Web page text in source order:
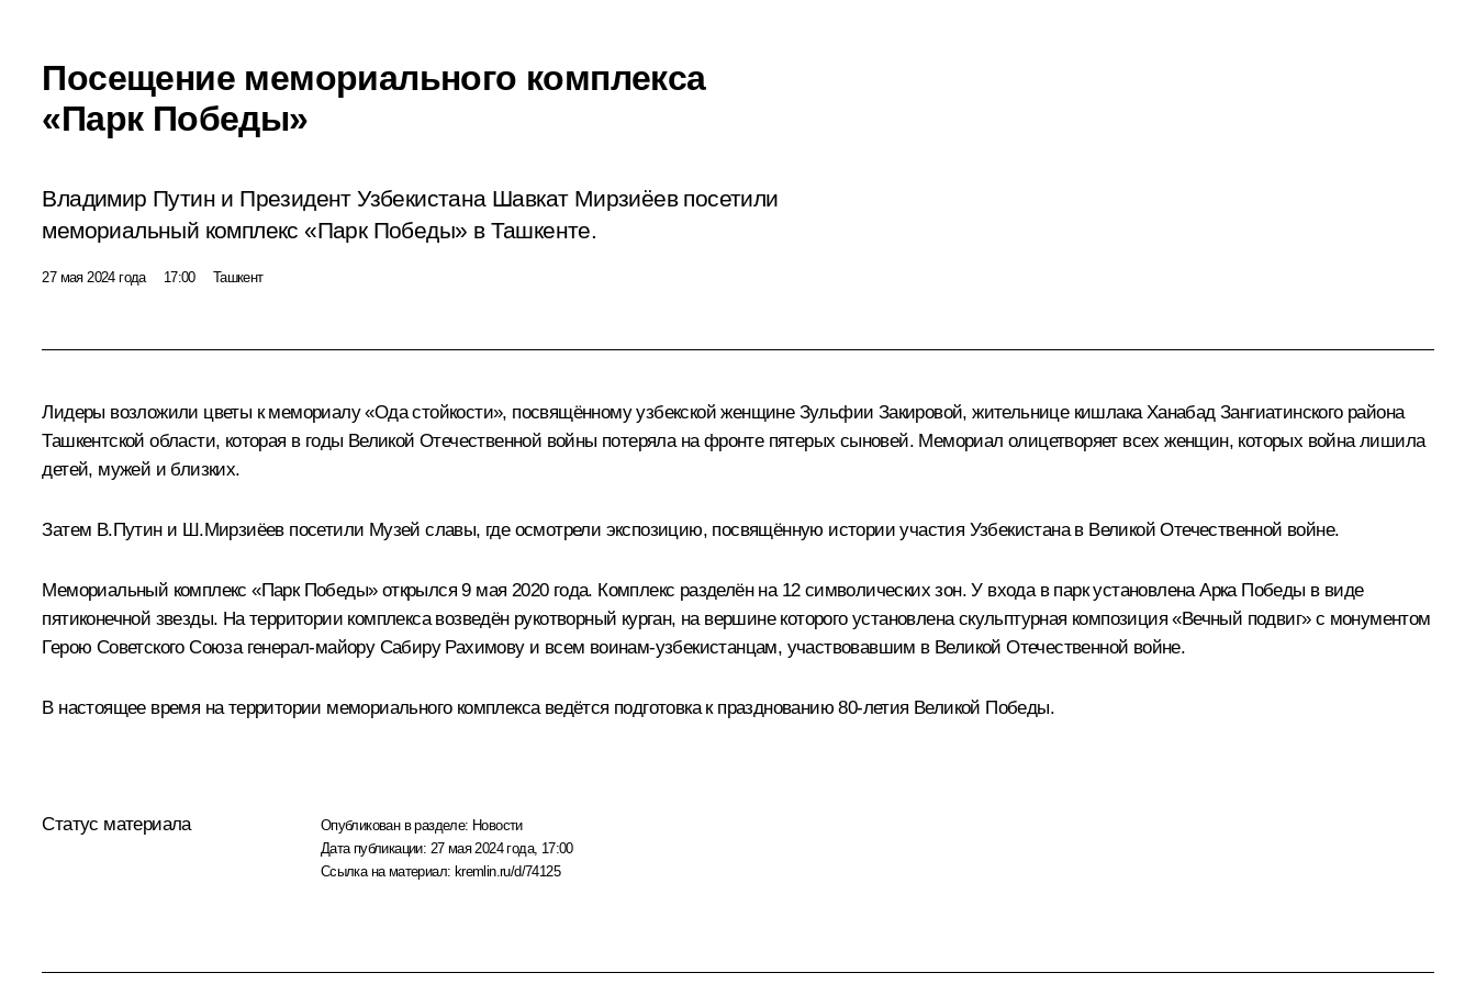
Посещение мемориального комплекса
«Парк Победы»
Владимир Путин и Президент Узбекистана Шавкат Мирзиёев посетили
мемориальный комплекс «Парк Победы» в Ташкенте.
27 мая 2024 года 17:00 Ташкент
Лидеры возложили цветы к мемориалу «Ода стойкости», посвящённому узбекской женщине Зульфии Закировой, жительнице кишлака Ханабад Зангиатинского района
Ташкентской области, которая в годы Великой Отечественной войны потеряла на фронте пятерых сыновей. Мемориал олицетворяет всех женщин, которых война лишила
детей, мужей и близких.
Затем В.Путин и Ш.Мирзиёевпосетили Музей славы, где осмотрели экспозицию, посвящённую истории участия Узбекистана в Великой Отечественной войне.
Мемориальный комплекс «Парк Победы» открылся 9 мая 2020 года. Комплекс разделён на 12 символических зон. У входа в парк установлена Арка Победы в виде
пятиконечной звезды. На территории комплекса возведён рукотворный курган, на вершине которого установлена скульптурная композиция «Вечный подвиг» с монументом
Герою Советского Союза генерал-майору Сабиру Рахимову и всем воинам-узбекистанцам, участвовавшим в Великой Отечественной войне.
В настоящее время на территории мемориального комплекса ведётся подготовка к празднованию 80-летия Великой Победы.
Статус материала Опубликован в разделе: Новости
Дата публикации: 27 мая 2024 года, 17:00
Ссылка на материал: kremlin.ru/d/74125